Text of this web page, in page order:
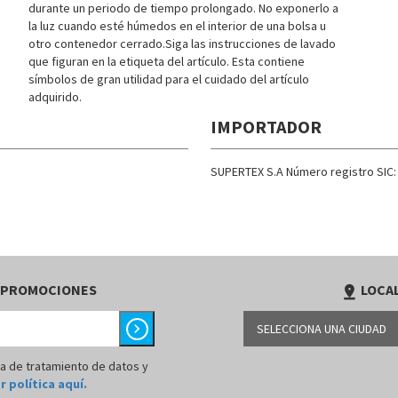
durante un periodo de tiempo prolongado. No exponerlo a
la luz cuando esté húmedos en el interior de una bolsa u
otro contenedor cerrado.Siga las instrucciones de lavado
que figuran en la etiqueta del artículo. Esta contiene
símbolos de gran utilidad para el cuidado del artículo
adquirido.
IMPORTADOR
SUPERTEX S.A Número registro
chevron_right
de tratamiento de datos y
política aquí.
pin_drop
SELECCIONA UNA CIUDAD